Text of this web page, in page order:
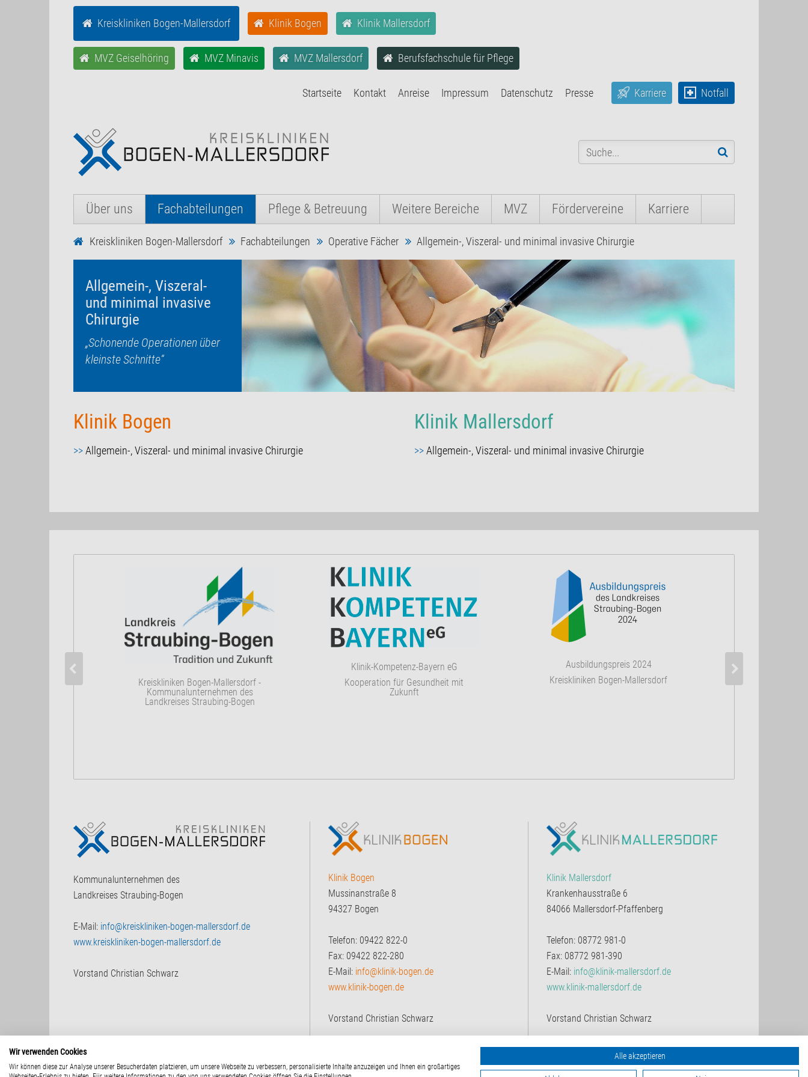
Wir verwenden Cookies
Wir können diese zur Analyse unserer Besucherdaten platzieren, um unsere Webseite zu verbessern, personalisierte Inhalte anzuzeigen und Ihnen ein großartiges
Alle akzeptieren
Kreiskliniken Bogen-Mallersdorf Klinik Bogen Klinik Mallersdorf
MVZ Geiselhöring MVZ Minavis MVZ Mallersdorf Berufsfachschule für Pflege
Startseite Kontakt Anreise Impressum Datenschutz Presse Karriere Notfall
Über uns Fachabteilungen Pflege & Betreuung Weitere Bereiche MVZ Fördervereine Karriere
Kreiskliniken Bogen-Mallersdorf Fachabteilungen Operative Fächer Allgemein-, Viszeral- und minimal invasive Chirurgie
Allgemein-, Viszeral-
und minimal invasive
Chirurgie
„Schonende Operationen über
kleinste Schnitte“
Klinik Bogen
>>Allgemein-, Viszeral- und minimal invasive Chirurgie
Klinik Mallersdorf
>>Allgemein-, Viszeral- und minimal invasive Chirurgie
Kreiskliniken Bogen-Mallersdorf -
Kommunalunternehmen des
Landkreises Straubing-Bogen
Klinik-Kompetenz-Bayern eG
Kooperation für Gesundheit mit
Zukunft
Ausbildungspreis 2024
Kreiskliniken Bogen-Mallersdorf
Kommunalunternehmen des
Landkreises Straubing-Bogen
E-Mail: info@kreiskliniken-bogen-mallersdorf.de
www.kreiskliniken-bogen-mallersdorf.de
Vorstand Christian Schwarz
Klinik Bogen
Mussinanstraße 8
94327 Bogen
Telefon: 09422 822-0
Fax: 09422 822-280
E-Mail: info@klinik-bogen.de
www.klinik-bogen.de
Vorstand Christian Schwarz
Klinik Mallersdorf
Krankenhausstraße 6
84066 Mallersdorf-Pfaffenberg
Telefon: 08772 981-0
Fax: 08772 981-390
E-Mail: info@klinik-mallersdorf.de
www.klinik-mallersdorf.de
Vorstand Christian Schwarz
© 2015 - Kommunalunternehmen des Landkreises Straubing Bogen